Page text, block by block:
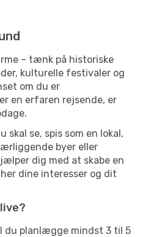
– tænk på historiske
kulturelle festivaler og
om du er
en erfaren rejsende, er
skal se, spis som en lokal,
byer eller
dig med at skabe en
dine interesser og dit
du planlægge mindst 3 til 5